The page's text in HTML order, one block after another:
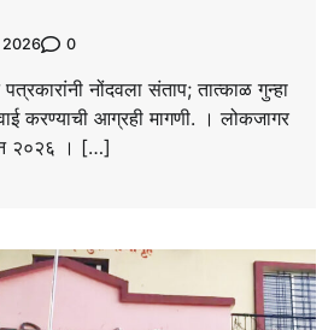
2026 0
नोंदवला संताप; तात्काळ गुन्हा
करण्याची आग्रही मागणी. । लोकजागर
२०२६ । […]